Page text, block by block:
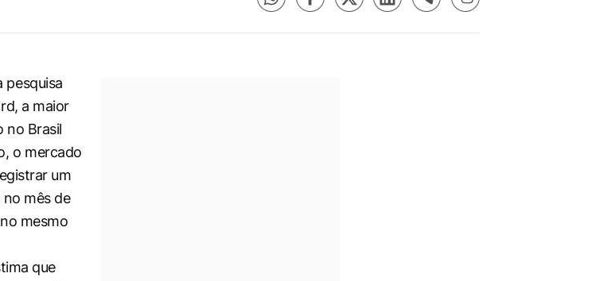
pesquisa
a maior
no Brasil
o mercado
um
mês de
mesmo
que